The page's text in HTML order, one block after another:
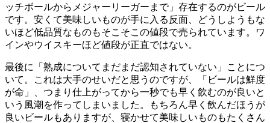
ッチボールからメジャーリーガーまで」存在するのがビール
です。安くて美味しいものが手に入る反面、どうしようもな
いほど低品質なものもそこそこの値段で売られています。ワ
インやウイスキーほど値段が正直ではない。
最後に「熟成についてまだまだ認知されていない」ことにつ
いて。これは大手のせいだと思うのですが、「ビールは鮮度
が命」、つまり仕上がってから一秒でも早く飲むのが良いと
いう風潮を作ってしまいました。もちろん早く飲んだほうが
良いビールもありますが、寝かせて美味しいものもたくさん